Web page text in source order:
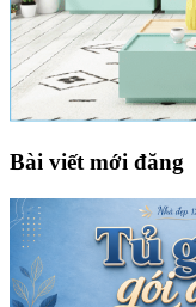
Bài viết mới đăng